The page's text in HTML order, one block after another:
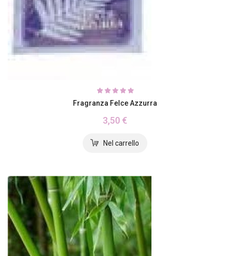
Fragranza Felce Azzurra
3,50 €